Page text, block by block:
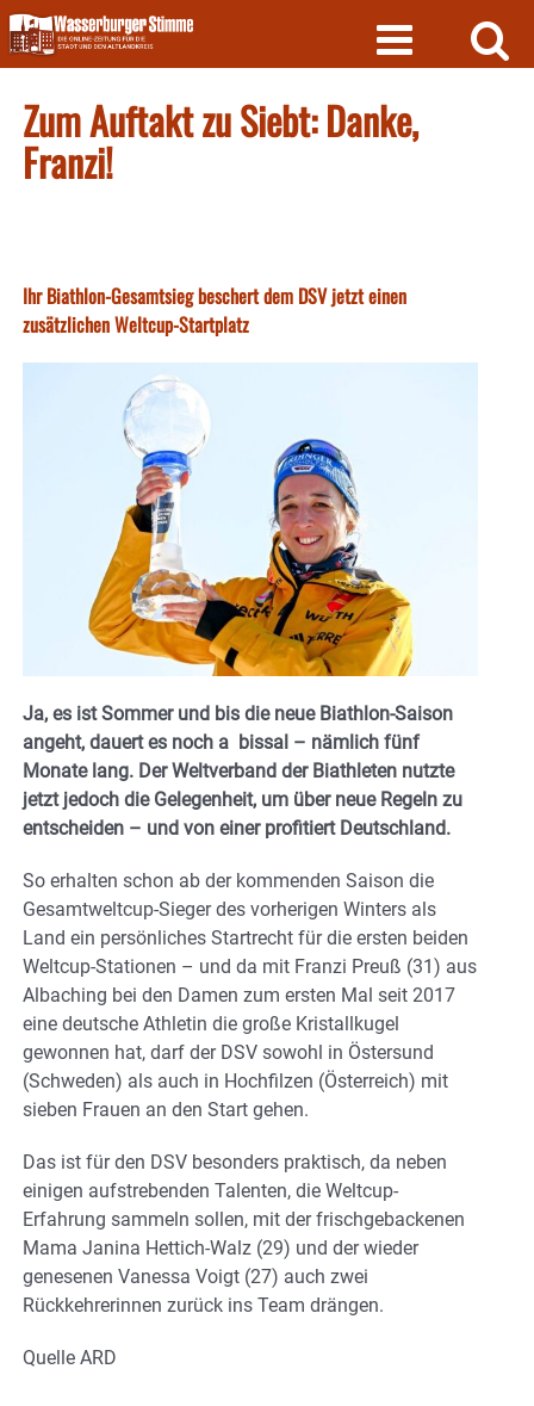
Skip
to
content
Zum Auftakt zu Siebt: Danke,
Franzi!
Ihr Biathlon-Gesamtsieg beschert dem DSV jetzt einen
zusätzlichen Weltcup-Startplatz
Ja, es ist Sommer und bis die neue Biathlon-Saison
angeht, dauert es noch a bissal – nämlich fünf
Monate lang. Der Weltverband der Biathleten nutzte
jetzt jedoch die Gelegenheit, um über neue Regeln zu
entscheiden – und von einer profitiert Deutschland.
So erhalten schon ab der kommenden Saison die
Gesamtweltcup-Sieger des vorherigen Winters als
Land ein persönliches Startrecht für die ersten beiden
Weltcup-Stationen – und da mit Franzi Preuß (31) aus
Albaching bei den Damen zum ersten Mal seit 2017
eine deutsche Athletin die große Kristallkugel
gewonnen hat, darf der DSV sowohl in Östersund
(Schweden) als auch in Hochfilzen (Österreich) mit
sieben Frauen an den Start gehen.
Das ist für den DSV besonders praktisch, da neben
einigen aufstrebenden Talenten, die Weltcup-
Erfahrung sammeln sollen, mit der frischgebackenen
Mama Janina Hettich-Walz (29) und der wieder
genesenen Vanessa Voigt (27) auch zwei
Rückkehrerinnen zurück ins Team drängen.
Quelle ARD